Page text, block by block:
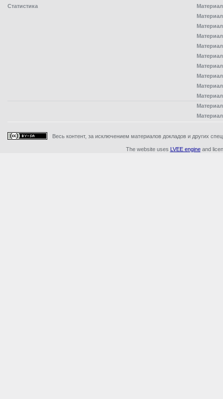
Статистика
Весь контент, за исключением материалов докладов и других
The website uses LVEE engineand